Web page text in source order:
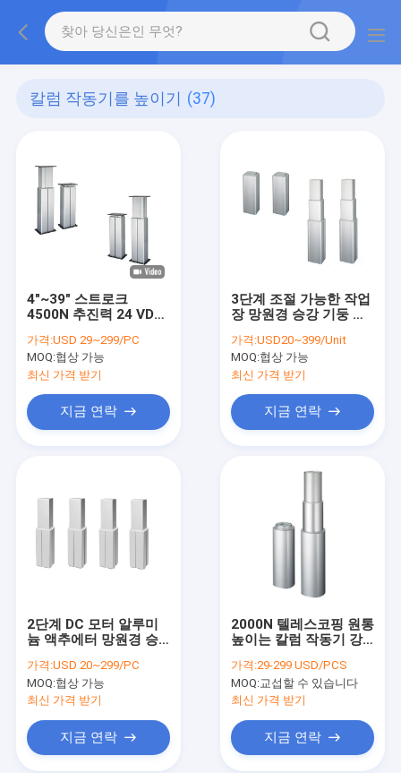
칼럼 작동기를 높이기 (37)
4"~39" 스트로크
4500N 추진력 24 VDC
에이터
가격:USD 29~299/PC
MOQ:협상 가능
최신 가격 받기
지금 연락
3단계 조절 가능한 작업
장 망원경 승강 기둥 작
가격:USD20~399/Unit
MOQ:협상 가능
최신 가격 받기
지금 연락
2단계 DC 모터 알루미
늄 액추에터 망원경 승
가격:USD 20~299/PC
MOQ:협상 가능
최신 가격 받기
지금 연락
2000N 텔레스코핑 원통
높이는 칼럼 작동기 강
터는 공을 칩니다
가격:29-299 USD/PCS
MOQ:교섭할 수 있습니다
최신 가격 받기
지금 연락